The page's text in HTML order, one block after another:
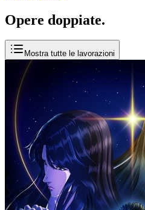
Opere doppiate.
Mostra tutte le lavorazioni